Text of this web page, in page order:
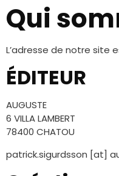
Qui
L’adresse de notre site
ÉDITEUR
AUGUSTE
6 VILLA LAMBERT
78400 CHATOU
patrick.sigurdsson [at]